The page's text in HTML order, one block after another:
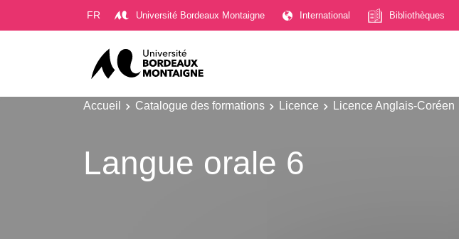
FR Université Bordeaux Montaigne International Bibliothèques
Accueil Catalogue des formations Licence Licence Anglais-Coréen
Langue orale 6